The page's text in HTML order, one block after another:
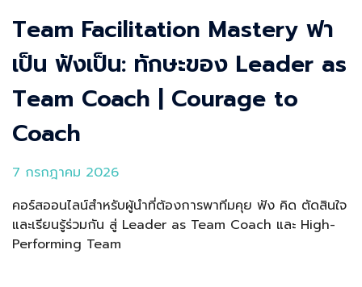
Team Facilitation Mastery ฟา
เป็น ฟังเป็น: ทักษะของ Leader as
Team Coach | Courage to
Coach
7 กรกฎาคม 2026
คอร์สออนไลน์สำหรับผู้นำที่ต้องการพาทีมคุย ฟัง คิด ตัดสินใจ
และเรียนรู้ร่วมกัน สู่ Leader as Team Coach และ High-
Performing Team